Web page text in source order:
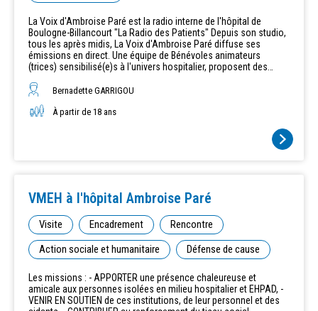
La Voix d'Ambroise Paré est la radio interne de l'hôpital de
Boulogne-Billancourt "La Radio des Patients" Depuis son studio,
tous les après midis, La Voix d'Ambroise Paré diffuse ses
émissions en direct.​ Une équipe de Bénévoles animateurs
(trices) sensibilisé(e)s à l'univers hospitalier, proposent des
bien être, à l'informatique, la poésie, le sport.... Chacun anime
une émission dont le thème est fonction de ses goûts et de ses
talents, s'inscrivant en cela dans une dynamique d'échanges et
Paré. Un grand merci à nos Bénévoles qui permettent une belle
Bernadette GARRIGOU
À partir de 18 ans
VMEH à l'hôpital Ambroise Paré
Visite Encadrement
Rencontre
Action sociale et humanitaire
Défense de cause
Les missions : - APPORTER une présence chaleureuse et
amicale aux personnes isolées en milieu hospitalier et EHPAD, -
VENIR EN SOUTIEN de ces institutions, de leur personnel et des